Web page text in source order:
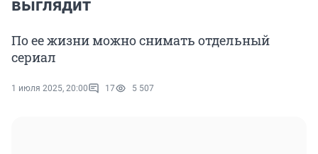
выглядит
По ее жизни можно снимать отдельный
сериал
1 июля 2025, 20:00 17 5 507